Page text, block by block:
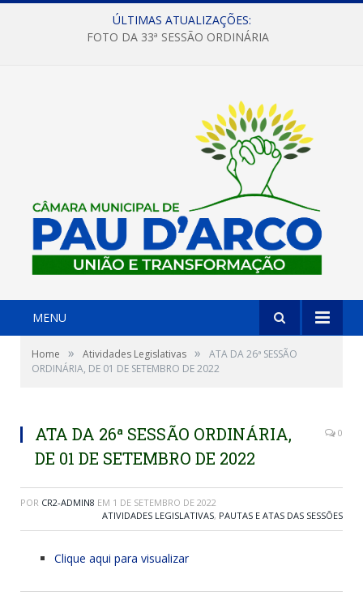
ÚLTIMAS ATUALIZAÇÕES:
FOTO DA 33ª SESSÃO ORDINÁRIA
MENU
Home » Atividades Legislativas »
ATA DA 26ª SESSÃO
ORDINÁRIA, DE 01 DE SETEMBRO DE 2022
ATA DA 26ª SESSÃO ORDINÁRIA,
DE 01 DE SETEMBRO DE 2022
0
POR CR2-ADMIN8 EM 1 DE SETEMBRO DE 2022
ATIVIDADES LEGISLATIVAS, PAUTAS E ATAS DAS SESSÕES
Clique aqui para visualizar